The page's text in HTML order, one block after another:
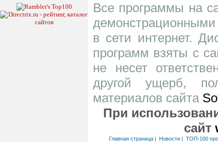
Все программы на
в сети интернет.
программ взяты с
не несет
другой ущерб,
материалов сайта
При
сайт
Главная страница| Новости| ТОП-100